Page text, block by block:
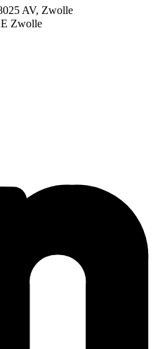
AV, Zwolle
Zwolle